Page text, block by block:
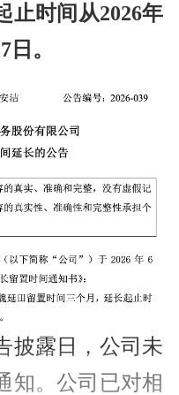
止时间从2026年
。
披露日，公司未
知。公司已对相